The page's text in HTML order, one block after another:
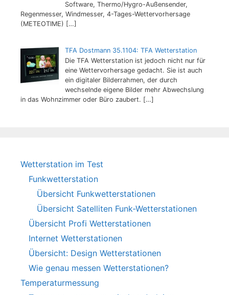
Software, Thermo/Hygro-Außensender,
Regenmesser, Windmesser, 4-Tages-Wettervorhersage
(METEOTIME) […]
TFA Dostmann 35.1104: TFA Wetterstation
Die TFA Wetterstation ist jedoch nicht nur für
eine Wettervorhersage gedacht. Sie ist auch
ein digitaler Bilderrahmen, der durch
wechselnde eigene Bilder mehr Abwechslung
in das Wohnzimmer oder Büro zaubert. […]
Wetterstation im Test
Funkwetterstation
Übersicht Funkwetterstationen
Übersicht Satelliten Funk-Wetterstationen
Übersicht Profi Wetterstationen
Internet Wetterstationen
Übersicht: Design Wetterstationen
Wie genau messen Wetterstationen?
Temperaturmessung